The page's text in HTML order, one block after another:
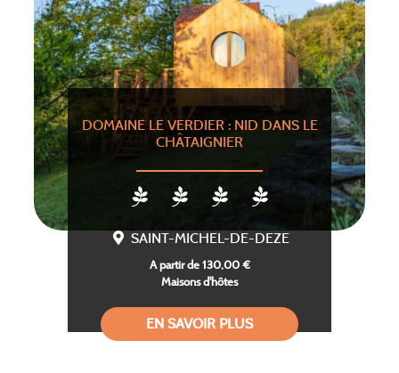
DOMAINE LE VERDIER : NID DANS LE
CHÂTAIGNIER
SAINT-MICHEL-DE-DEZE
A partir de 130,00 €
Maisons d'hôtes
EN SAVOIR PLUS